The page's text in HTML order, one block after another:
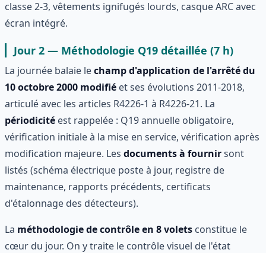
classe 2-3, vêtements ignifugés lourds, casque ARC avec
écran intégré.
Jour 2 — Méthodologie Q19 détaillée (7 h)
La journée balaie lechamp d'application de l'arrêté du
10 octobre 2000 modifié et ses évolutions 2011-2018,
articulé avec les articles R4226-1 à R4226-21. La
périodicité est rappelée : Q19 annuelle obligatoire,
vérification initiale à la mise en service, vérification après
modification majeure. Les documents à fournirsont
listés (schéma électrique poste à jour, registre de
maintenance, rapports précédents, certificats
d'étalonnage des détecteurs).
La méthodologie de contrôle en 8 volets constitue le
cœur du jour. On y traite le contrôle visuel de l'état